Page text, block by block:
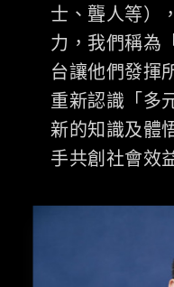
士、聾人等）
力，我們稱為
台讓他們發揮
重新認識「多
新的知識及體
手共創社會效